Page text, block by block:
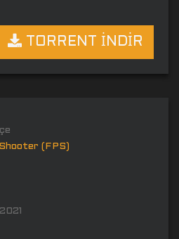
TORRENT İNDİR
Shooter (FPS)